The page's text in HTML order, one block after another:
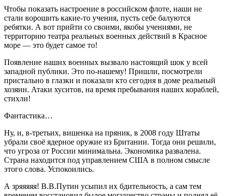
Чтобы показать настроение в российском флоте, наши не
стали ворошить какие-то учения, пусть себе балуются
ребятки. А вот прийти со своими, якобы учениями, не
территорию театра реальных военных действий в Красное
море — это будет самое то!
Появление наших военных вызвало настоящий шок у всей
западной публики. Это по-нашему! Пришли, посмотрели
пристально в глазки и показали кто сегодня в доме реальный
хозяин. Атаки хуситов, на время пребывания наших кораблей,
стихли!
Фантастика…
Ну, и, в-третьих, вишенка на пряник, в 2008 году Штаты
убрали своё ядерное оружие из Британии. Тогда они решили,
что угроза от России минимальна. Экономика развалена.
Страна находится под управлением США в полном смысле
этого слова. Успокоились.
А зряяяяя! В.В.Путин усыпил их бдительность, а сам тем